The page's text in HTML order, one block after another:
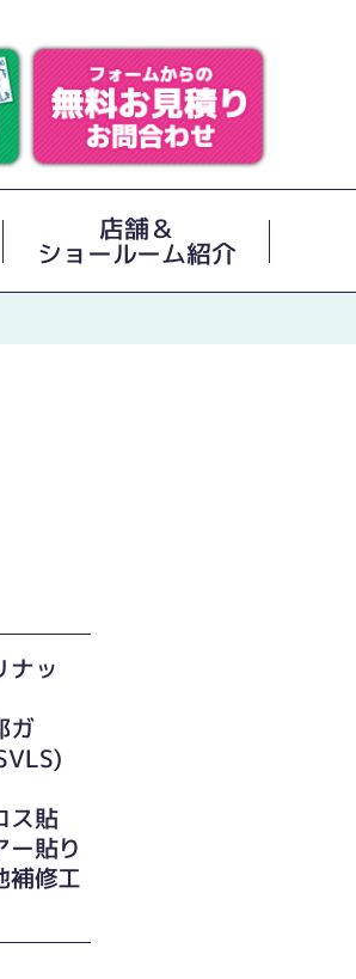
店舗＆
ショールーム紹介
ッ
ガ
ス貼
貼り
補修工